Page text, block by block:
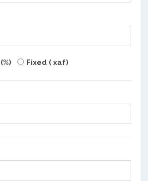
Fixed ( xaf)